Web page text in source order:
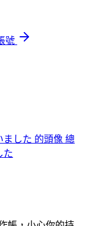
號
總
た